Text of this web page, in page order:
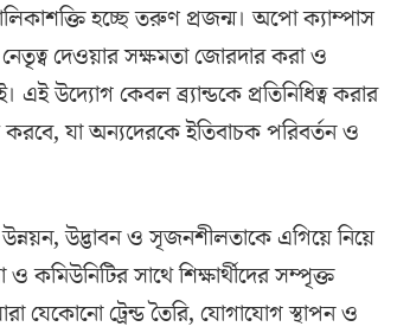
হচ্ছে তরুণ প্রজন্ম। অপো ক্যাম্পাস
নেতৃত্ব দেওয়ার সক্ষমতা জোরদার করা ও
উদ্যোগ কেবল ব্র্যান্ডকে প্রতিনিধিত্ব করার
করবে, যা অন্যদেরকে ইতিবাচক পরিবর্তন ও
উদ্ভাবন ও সৃজনশীলতাকে এগিয়ে নিয়ে
কমিউনিটির সাথে শিক্ষার্থীদের সম্পৃক্ত
যেকোনো ট্রেন্ড তৈরি, যোগাযোগ স্থাপন ও